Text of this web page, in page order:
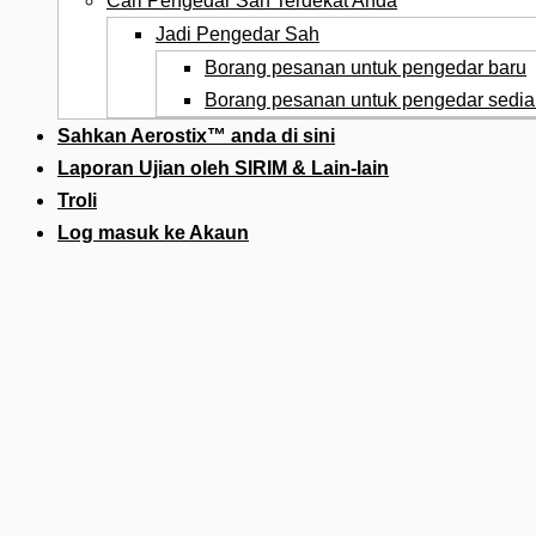
Jadi Pengedar Sah
Borang pesanan untuk pengedar baru
Borang pesanan untuk pengedar
Sahkan Aerostix™ anda di sini
Laporan Ujian oleh SIRIM & Lain-lain
Troli
Log masuk ke Akaun